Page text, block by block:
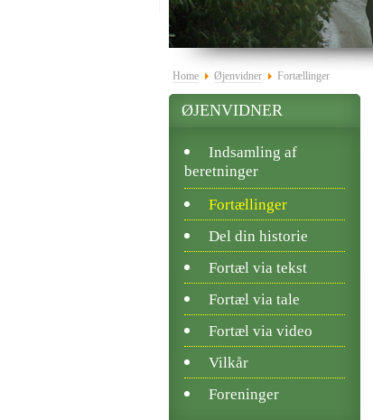
Home Øjenvidner Fortællinger
ØJENVIDNER
Indsamling af
beretninger
Fortællinger
Del din historie
Fortæl via tekst
Fortæl via tale
Fortæl via video
Vilkår
Foreninger